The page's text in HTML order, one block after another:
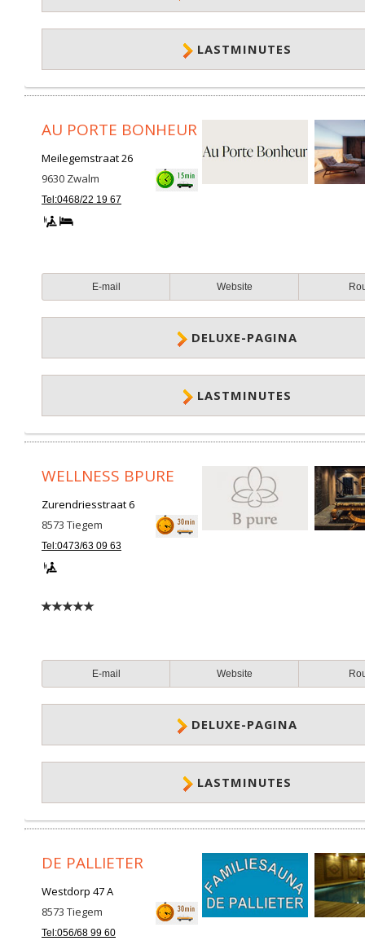
LASTMINUTES
AU PORTE BONHEUR
Meilegemstraat 26
9630 Zwalm
Tel:0468/22 19 67
E-mail Website
DELUXE-PAGINA
LASTMINUTES
WELLNESS BPURE
Zurendriesstraat 6
8573 Tiegem
Tel:0473/63 09 63
E-mail Website
DELUXE-PAGINA
LASTMINUTES
DE PALLIETER
Westdorp 47 A
8573 Tiegem
Tel:056/68 99 60